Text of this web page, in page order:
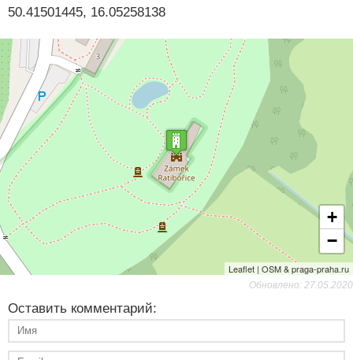
50.41501445, 16.05258138
+
−
Leaflet | OSM & praga-praha.ru
Обновлено: 27.05.2020
Оставить комментарий: